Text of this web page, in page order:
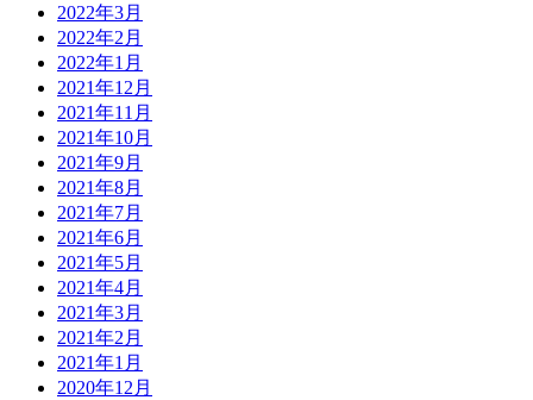
2022年3月
2022年2月
2022年1月
2021年12月
2021年11月
2021年10月
2021年9月
2021年8月
2021年7月
2021年6月
2021年5月
2021年4月
2021年3月
2021年2月
2021年1月
2020年12月